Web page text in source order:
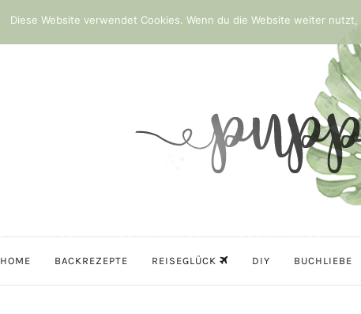
HOME BACKREZEPTE REISEGLÜCK DIY BUCHLIEBE
Diese Website verwendet Cookies. Wenn du die Website weiter